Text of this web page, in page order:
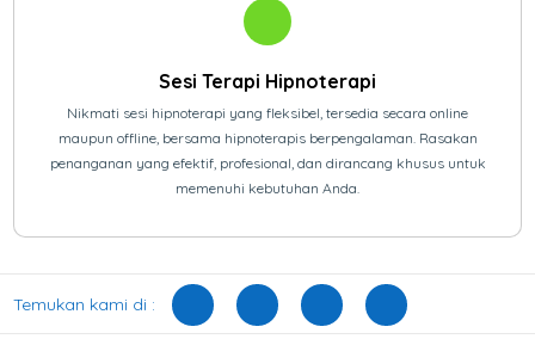
Sesi Terapi Hipnoterapi
Nikmati sesi hipnoterapi yang fleksibel, tersedia secara online
maupun offline, bersama hipnoterapis berpengalaman. Rasakan
penanganan yang efektif, profesional, dan dirancang khusus untuk
memenuhi kebutuhan Anda.
Temukan kami di :